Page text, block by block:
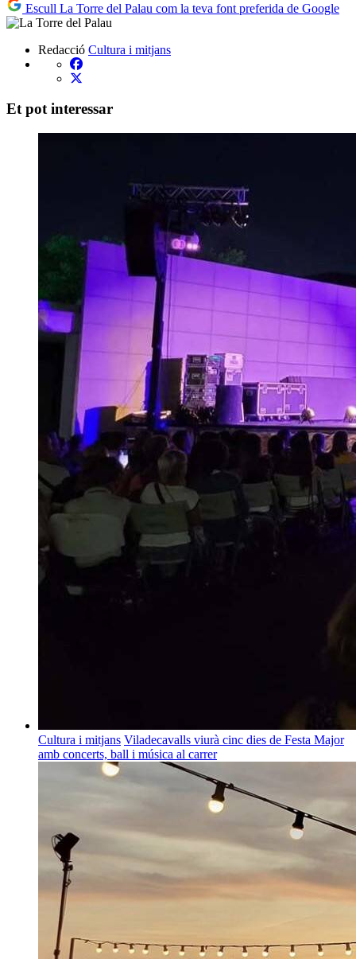
Escull La Torre del Palau com la teva font preferida de Google
Redacció Cultura i mitjans
Et pot interessar
Cultura i mitjans Viladecavalls viurà cinc dies de Festa Major
amb concerts, ball i música al carrer